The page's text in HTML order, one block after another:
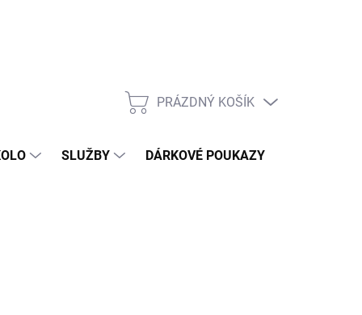
NÁKUPNÍ
PRÁZDNÝ KOŠÍK
SLUŽBY DÁRKOVÉ POUKAZY